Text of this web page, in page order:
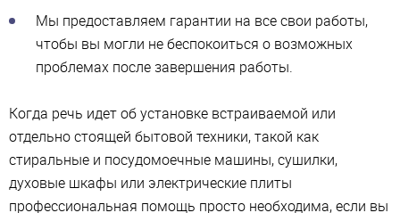
Мы предоставляем гарантии на все свои работы,
чтобы вы могли не беспокоиться о возможных
проблемах после завершения работы.
Когда речь идет об установке встраиваемой или
отдельно стоящей бытовой техники, такой как
стиральные и посудомоечные машины, сушилки,
духовые шкафы или электрические плиты
профессиональная помощь просто необходима, если вы